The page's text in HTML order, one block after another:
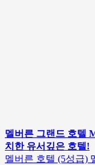
멜버른 그랜드 호텔
치한 유서깊은 호텔!
멜버른 호텔 (5성급)